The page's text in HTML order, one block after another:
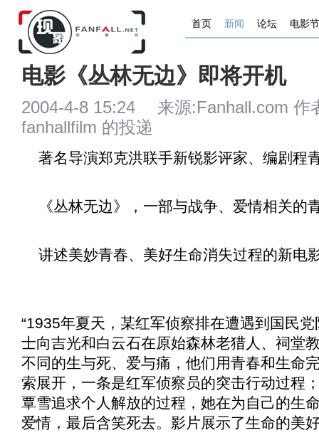
首页 新闻 论坛 电影节
电影《丛林无边》即将开机
2004-4-8 15:24 来源:Fanhall.com
fanhallfilm 的投递
著名导演郑克洪联手新锐影评家、编剧程
《丛林无边》，一部与战争、爱情相关的
讲述美妙青春、美好生命消失过程的新电
“1935年夏天，某红军侦察排在遭遇到国民
士向吉光和白云石在原始森林老猎人、祠堂
不同的生与死、爱与痛，他们用青春和生命
索展开，一条是红军侦察员的突击行动过程
覃雪追求个人解放的过程，她在为自己的生
爱情，最后含笑死去。影片展示了生命的美